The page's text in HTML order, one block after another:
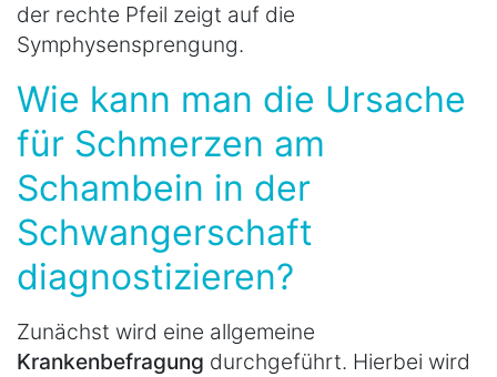
der rechte Pfeil zeigt auf die
Symphysensprengung.
Wie kann man die Ursache
für Schmerzen am
Schambein in der
Schwangerschaft
diagnostizieren?
Zunächst wird eine allgemeine
Krankenbefragung durchgeführt. Hierbei wird